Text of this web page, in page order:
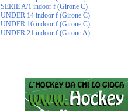
SERIE A/1 indoor f (Girone C)
UNDER 14 indoor f (Girone C)
UNDER 16 indoor f (Girone C)
UNDER 21 indoor f (Girone A)